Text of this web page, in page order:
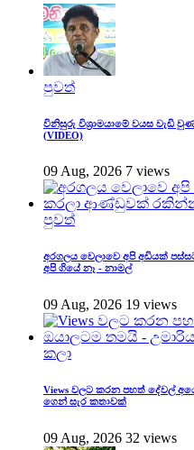
පුවත්
විනිසුරු විශ්‍රාමයාමේ වයස වැඩි
(VIDEO)
09 Aug, 2026 7 views
පුවත්
අරගලය වෙලාවෙ අපි අඩියක්
අපි ගියේ නෑ - නාමල්
09 Aug, 2026 19 views
කලා
Views වලට කරන පහත් දේවල්
ගෙන් සැර කතාවක්
09 Aug, 2026 32 views